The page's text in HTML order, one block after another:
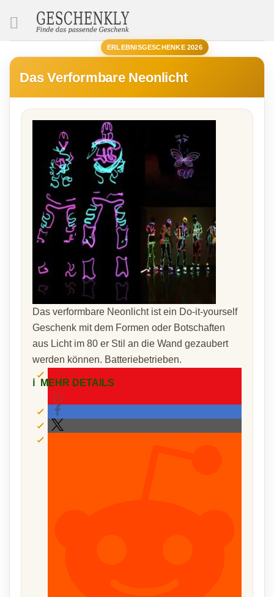
ERLEBNISGESCHENKE 2026
Das Verformbare Neonlicht
Das verformbare Neonlicht ist ein Do-it-yourself
Geschenk mit dem Formen oder Botschaften
aus Licht im 80 er Stil an die Wand gezaubert
werden können. Batteriebetrieben.
ℹ️ MEHR DETAILS